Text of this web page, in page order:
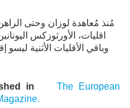
اقليات، الأورثوزكس
وباقي الأقليات الأثنية
in
The European